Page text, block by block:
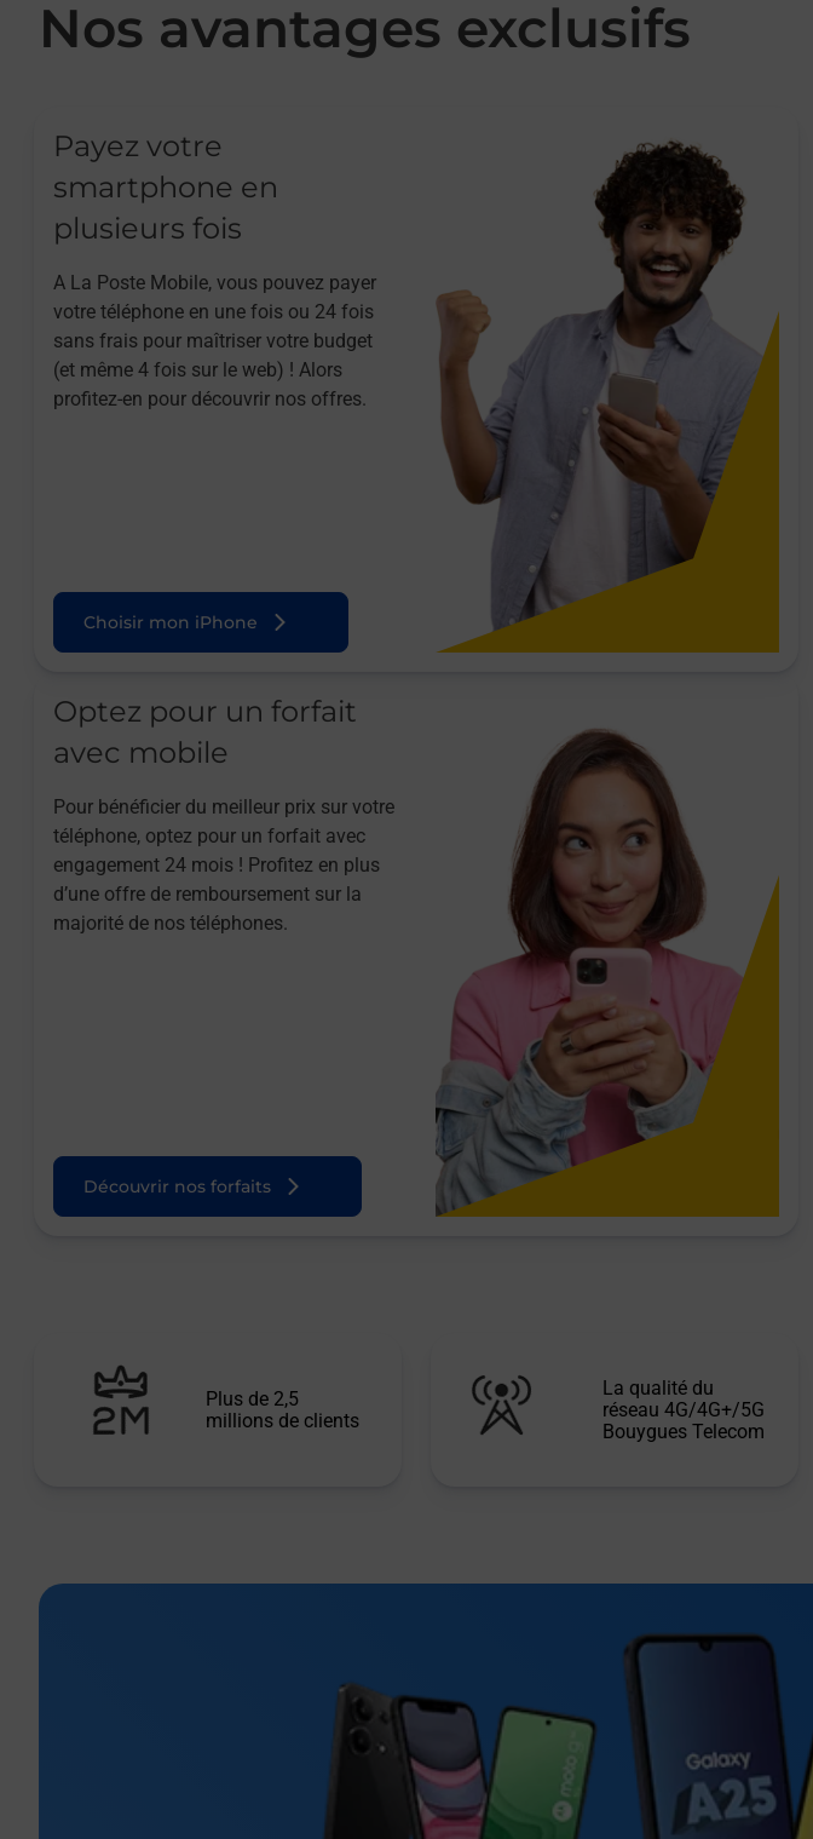
Nos avantages exclusifs
Payez votre
smartphone en
plusieurs fois
A La Poste Mobile, vous pouvez payer
votre téléphone en une fois ou 24 fois
sans frais pour maîtriser votre budget
(et même 4 fois sur le web) ! Alors
profitez-en pour découvrir nos offres.
Choisir mon iPhone
Optez pour un forfait
avec mobile
Pour bénéficier du meilleur prix sur votre
téléphone, optez pour un forfait avec
engagement 24 mois ! Profitez en plus
d’une offre de remboursement sur la
majorité de nos téléphones.
Découvrir nos forfaits
Plus de 2,5
millions de clients
La qualité du
réseau 4G/4G+/5G
Bouygues Telecom